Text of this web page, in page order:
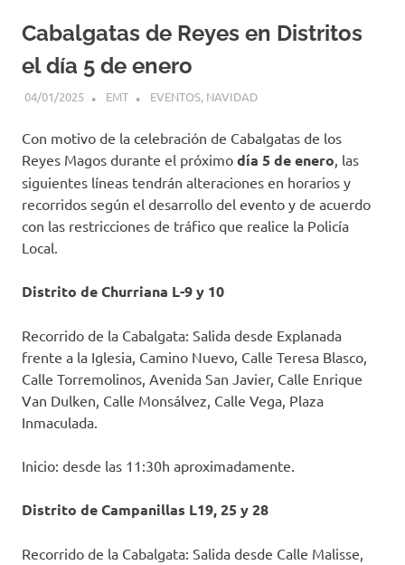
Cabalgatas de Reyes en Distritos
el día 5 de enero
04/01/2025 EMT EVENTOS, NAVIDAD
Con motivo de la celebración de Cabalgatas de los
Reyes Magos durante el próximo día 5 de enero, las
siguientes líneas tendrán alteraciones en horarios y
recorridos según el desarrollo del evento y de acuerdo
con las restricciones de tráfico que realice la Policía
Local.
Distrito de Churriana L-9 y 10
Recorrido de la Cabalgata: Salida desde Explanada
frente a la Iglesia, Camino Nuevo, Calle Teresa Blasco,
Calle Torremolinos, Avenida San Javier, Calle Enrique
Van Dulken, Calle Monsálvez, Calle Vega, Plaza
Inmaculada.
Inicio: desde las 11:30h aproximadamente.
Distrito de Campanillas L19, 25 y 28
Recorrido de la Cabalgata: Salida desde Calle Malisse,